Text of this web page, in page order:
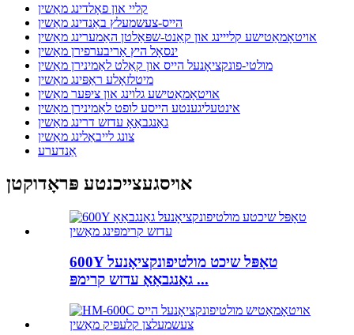
קליי און פאָלדינג מאַשין
הייס-צעשמעלץ באַנדינג מאַשין
אויטאָמאַטישע קלייינג און קאַנט-שפּאַלטן האַמערינג מאַשין
ינסאָל היץ אַריבערפירן מאַשין
מולטי-פונקציאָנעל הייס און קאַלט לאַמינירן מאַשין
מיטלזאָלע ראַפּינג מאַשין
אויטאָמאַטישע גלוינג און ציפּער מאַשין
אינטעליגענטע הייסע לופט לאַמינירן מאַשין
גאַנגבאַאָ עדזש דרינג מאַשין
צונג לייבאַלינג מאַשין
אַנדערע
אויסגעצייכנטע פּראָדוקטן
600Y טאָפּל שיכט מולטיפונקציאָנעל
גאַנגבאַאָ עדזש קרימפּ ...